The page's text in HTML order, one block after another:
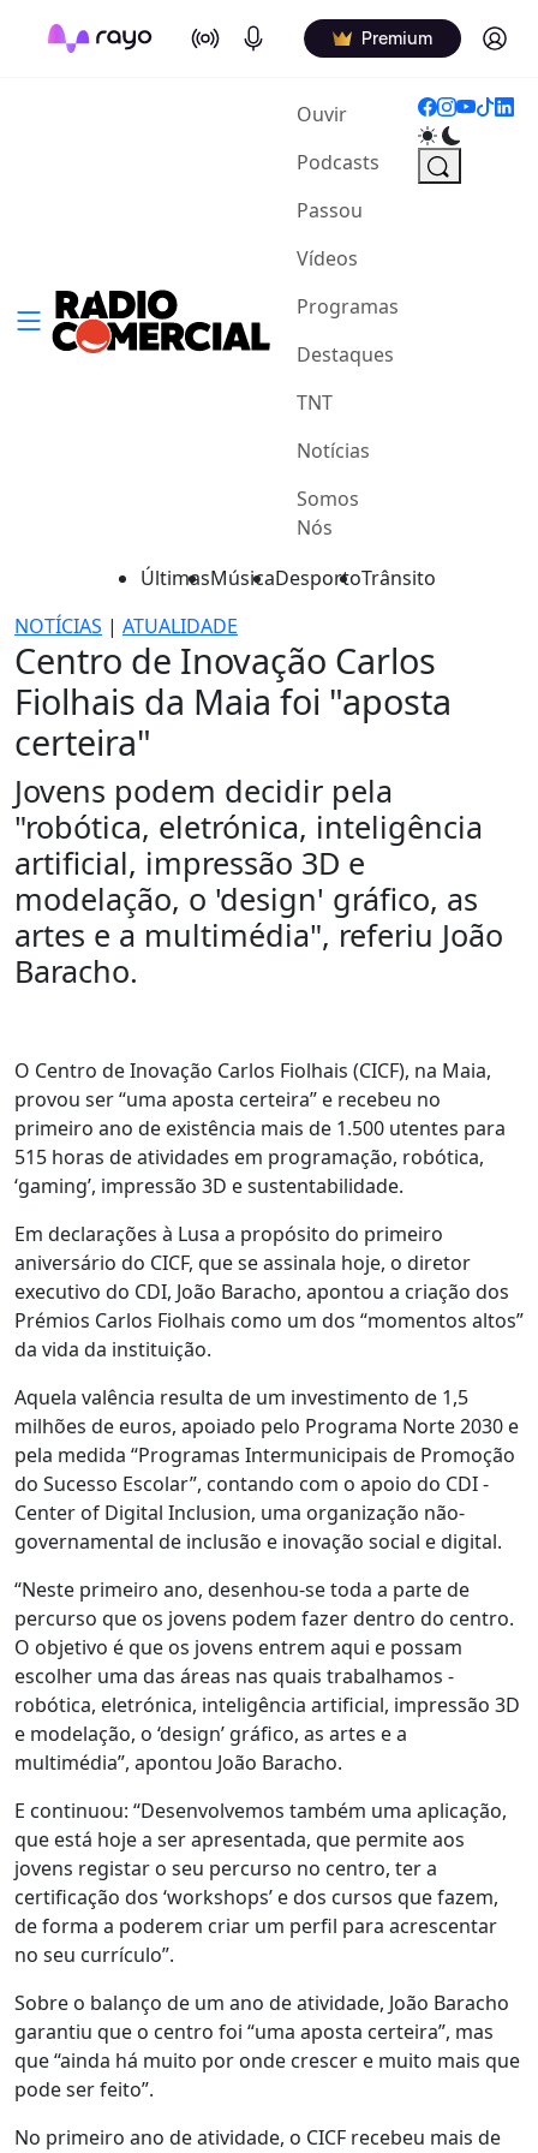
On Air Podcasts Premium Log in
Ouvir(current)
Podcasts
Passou
Vídeos
Programas
Destaques
TNT
Notícias
Somos
Nós
ÚltimasMúsicaDesportoTrânsito
NOTÍCIAS | ATUALIDADE
Centro de Inovação Carlos
Fiolhais da Maia foi "aposta
certeira"
Jovens podem decidir pela
"robótica, eletrónica, inteligência
artificial, impressão 3D e
modelação, o 'design' gráfico, as
artes e a multimédia", referiu João
Baracho.
O Centro de Inovação Carlos Fiolhais (CICF), na Maia,
provou ser “uma aposta certeira” e recebeu no
primeiro ano de existência mais de 1.500 utentes para
515 horas de atividades em programação, robótica,
‘gaming’, impressão 3D e sustentabilidade.
Em declarações à Lusa a propósito do primeiro
aniversário do CICF, que se assinala hoje, o diretor
executivo do CDI, João Baracho, apontou a criação dos
Prémios Carlos Fiolhais como um dos “momentos altos”
da vida da instituição.
Aquela valência resulta de um investimento de 1,5
milhões de euros, apoiado pelo Programa Norte 2030 e
pela medida “Programas Intermunicipais de Promoção
do Sucesso Escolar”, contando com o apoio do CDI -
Center of Digital Inclusion, uma organização não-
governamental de inclusão e inovação social e digital.
“Neste primeiro ano, desenhou-se toda a parte de
percurso que os jovens podem fazer dentro do centro.
O objetivo é que os jovens entrem aqui e possam
escolher uma das áreas nas quais trabalhamos -
robótica, eletrónica, inteligência artificial, impressão 3D
e modelação, o ‘design’ gráfico, as artes e a
multimédia”, apontou João Baracho.
E continuou: “Desenvolvemos também uma aplicação,
que está hoje a ser apresentada, que permite aos
jovens registar o seu percurso no centro, ter a
certificação dos ‘workshops’ e dos cursos que fazem,
de forma a poderem criar um perfil para acrescentar
no seu currículo”.
Sobre o balanço de um ano de atividade, João Baracho
garantiu que o centro foi “uma aposta certeira”, mas
que “ainda há muito por onde crescer e muito mais que
pode ser feito”.
No primeiro ano de atividade, o CICF recebeu mais de